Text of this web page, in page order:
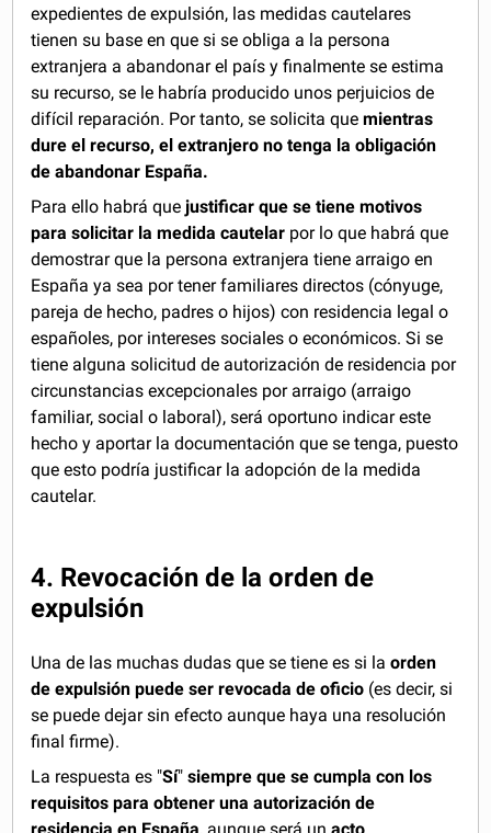
expedientes de expulsión, las medidas cautelares
tienen su base en que si se obliga a la persona
extranjera a abandonar el país y finalmente se estima
su recurso, se le habría producido unos perjuicios de
difícil reparación. Por tanto, se solicita quemientras
dure el recurso, el extranjero no tenga la obligación
de abandonar España.
Para ello habrá quejustificar que se tiene motivos
para solicitar la medida cautelar por lo que habrá que
demostrar que la persona extranjera tiene arraigo en
España ya sea por tener familiares directos (cónyuge,
pareja de hecho, padres o hijos) con residencia legal o
españoles, por intereses sociales o económicos. Si se
tiene alguna solicitud de autorización de residencia por
circunstancias excepcionales por arraigo (arraigo
familiar, social o laboral), será oportuno indicar este
hecho y aportar la documentación que se tenga, puesto
que esto podría justificar la adopción de la medida
cautelar.
4. Revocación de la orden de
expulsión
Una de las muchas dudas que se tiene es si laorden
de expulsión puede ser revocada de oficio (es decir, si
se puede dejar sin efecto aunque haya una resolución
final firme).
La respuesta es "Sí"siempre que se cumpla con los
requisitos para obtener una autorización de